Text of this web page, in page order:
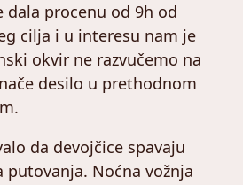
dala procenu od 9h od
cilja i u interesu nam je
okvir ne razvučemo na
desilo u prethodnom
da devojčice spavaju
putovanja. Noćna vožnja